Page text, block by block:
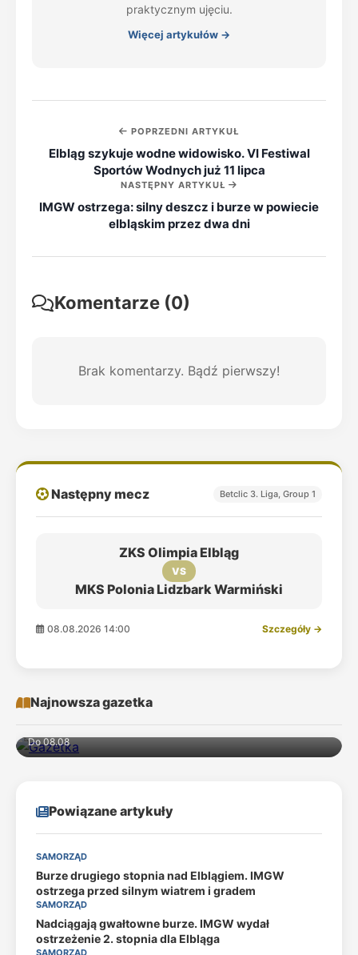
praktycznym ujęciu.
Więcej artykułów →
POPRZEDNI ARTYKUŁ
Elbląg szykuje wodne widowisko. VI Festiwal
Sportów Wodnych już 11 lipca
NASTĘPNY ARTYKUŁ
IMGW ostrzega: silny deszcz i burze w powiecie
elbląskim przez dwa dni
Komentarze (0)
Brak komentarzy. Bądź pierwszy!
Następny mecz Betclic 3. Liga, Group 1
ZKS Olimpia Elbląg
VS
MKS Polonia Lidzbark Warmiński
08.08.2026 14:00 Szczegóły →
Najnowsza gazetka
Do 08.08
Powiązane artykuły
SAMORZĄD
Burze drugiego stopnia nad Elblągiem. IMGW
ostrzega przed silnym wiatrem i gradem
SAMORZĄD
Nadciągają gwałtowne burze. IMGW wydał
ostrzeżenie 2. stopnia dla Elbląga
SAMORZĄD